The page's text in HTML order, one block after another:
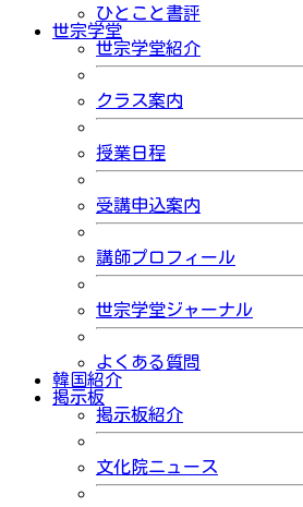
ひとこと書評
世宗学堂
世宗学堂紹介
クラス案内
授業日程
受講申込案内
講師プロフィール
世宗学堂ジャーナル
よくある質問
韓国紹介
掲示板
掲示板紹介
文化院ニュース